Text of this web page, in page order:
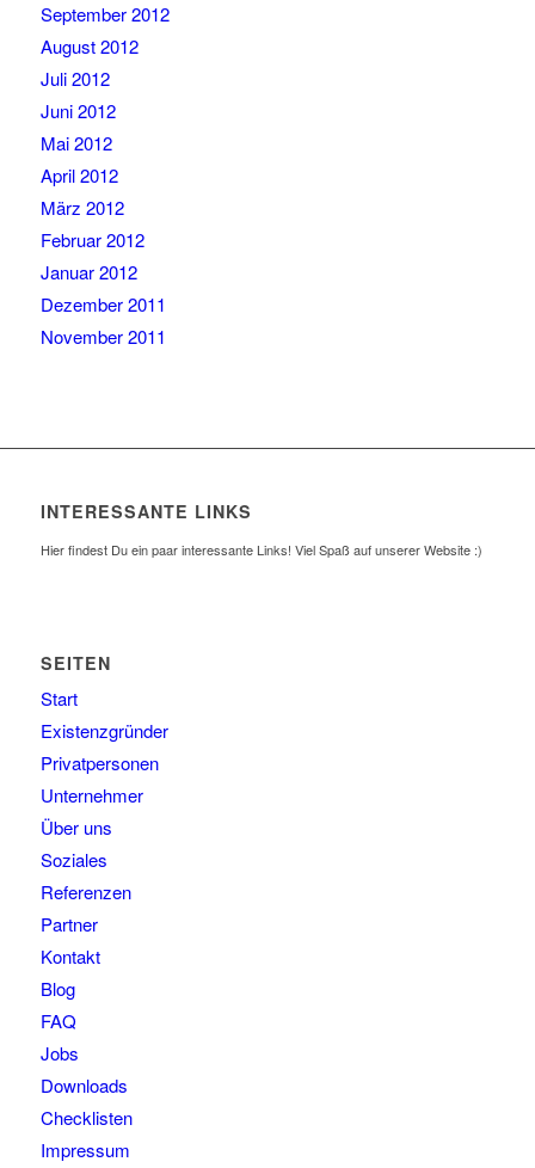
September 2012
August 2012
Juli 2012
Juni 2012
Mai 2012
April 2012
März 2012
Februar 2012
Januar 2012
Dezember 2011
November 2011
INTERESSANTE LINKS
Hier findest Du ein paar interessante Links! Viel Spaß auf unserer Website :)
SEITEN
Start
Existenzgründer
Privatpersonen
Unternehmer
Über uns
Soziales
Referenzen
Partner
Kontakt
Blog
FAQ
Jobs
Downloads
Checklisten
Impressum